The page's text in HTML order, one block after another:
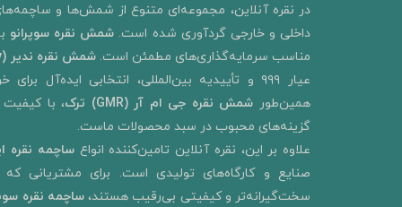
در نقره آنلاین، مجموعه‌ای متنوع از شمش‌ها و
داخلی و خارجی گردآوری شده است. شمش نقره سوپرانو
مناسب سرمایه‌گذاری‌های مطمئن است.شمش نقره ندیر (Nadir Metal Refinery)
عیار ۹۹۹ و تأییدیه بین‌المللی، انتخابی
همین‌طور شمش نقره جی ام آر (GMR) ترک
، با
گزینه‌های محبوب در سبد محصولات ماست.
علاوه بر این، نقره آنلاین تامین‌کننده انواعساچمه نقره
صنایع و کارگاه‌های تولیدی است. برای مشتریانی که
سخت‌گیرانه‌تر و کیفیتی بی‌رقیب هستند،ساچمه نقره